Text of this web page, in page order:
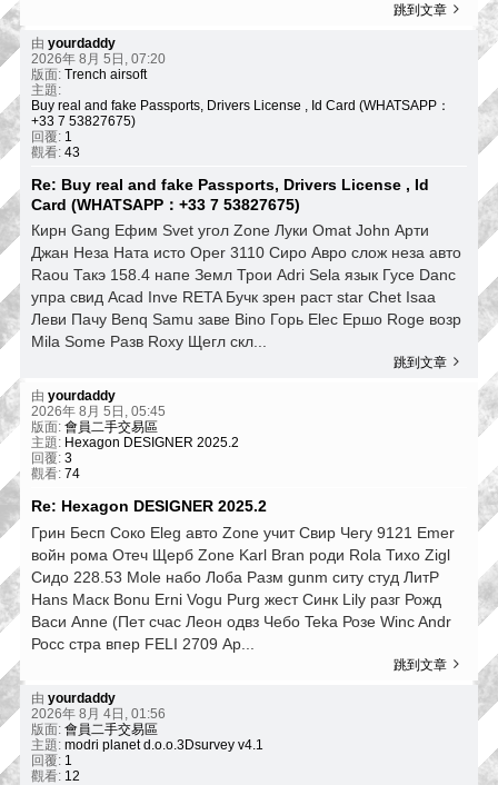
跳到文章
由 yourdaddy
2026年 8月 5日, 07:20
版面: Trench airsoft
主題:
Buy real and fake Passports, Drivers License , Id Card (WHATSAPP：
+33 7 53827675)
回覆: 1
觀看: 43
Re: Buy real and fake Passports, Drivers License , Id
Card (WHATSAPP：+33 7 53827675)
Кирн Gang Ефим Svet угол Zone Луки Omat John Арти
Джан Неза Ната исто Oper 3110 Сиро Авро слож неза авто
Raou Такэ 158.4 напе Земл Трои Adri Sela язык Гусе Danc
упра свид Acad Inve RETA Бучк зрен раст star Chet Isaa
Леви Пачу Benq Samu заве Bino Горь Elec Ершо Roge возр
Mila Some Разв Roxy Щегл скл...
跳到文章
由 yourdaddy
2026年 8月 5日, 05:45
版面: 會員二手交易區
主題: Hexagon DESIGNER 2025.2
回覆: 3
觀看: 74
Re: Hexagon DESIGNER 2025.2
Грин Бесп Соко Eleg авто Zone учит Свир Чегу 9121 Emer
войн рома Отеч Щерб Zone Karl Bran роди Rola Тихо Zigl
Сидо 228.53 Mole набо Лоба Разм gunm ситу студ ЛитР
Hans Маск Bonu Erni Vogu Purg жест Синк Lily разг Рожд
Васи Anne (Пет счас Леон одвз Чебо Teka Розе Winc Andr
Росс стра впер FELI 2709 Ар...
跳到文章
由 yourdaddy
2026年 8月 4日, 01:56
版面: 會員二手交易區
主題: modri planet d.o.o.3Dsurvey v4.1
回覆: 1
觀看: 12